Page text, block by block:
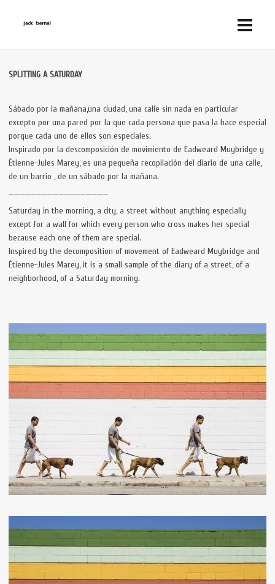
SPLITTING A SATURDAY
Sábado por la mañana,una ciudad, una calle sin nada en particular
excepto por una pared por la que cada persona que pasa la hace especial
porque cada uno de ellos son especiales.
Inspirado por la descomposición de movimiento de Eadweard Muybridge y
Étienne-Jules Marey, es una pequeña recopilación del diario de una calle,
de un barrio , de un sábado por la mañana.
——————————————————
Saturday in the morning, a city, a street without anything especially
except for a wall for which every person who cross makes her special
because each one of them are special.
Inspired by the decomposition of movement of Eadweard Muybridge and
Étienne-Jules Marey, it is a small sample of the diary of a street, of a
neighborhood, of a Saturday morning.